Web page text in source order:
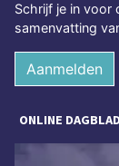
Schrijf je in voor
samenvatting
Aanmelden
ONLINE